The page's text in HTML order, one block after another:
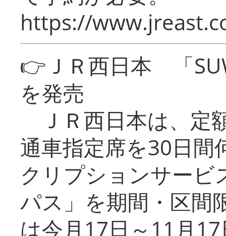
https://
👉ＪＲ西日本 「
を発売
ＪＲ西日本は、定
通車指定席を30日間
クリプションサービ
パス」を期間・区間
は今月17日～11月